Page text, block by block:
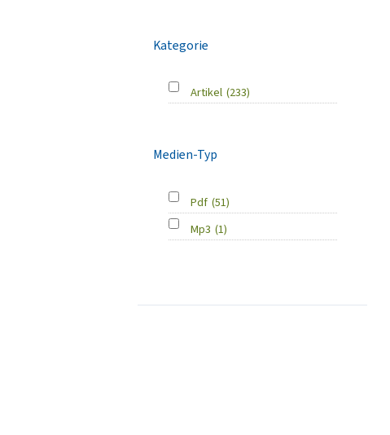
Kategorie
Artikel (233)
Medien-Typ
Pdf (51)
Mp3 (1)